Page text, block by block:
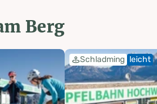
Berg
Schladming leicht